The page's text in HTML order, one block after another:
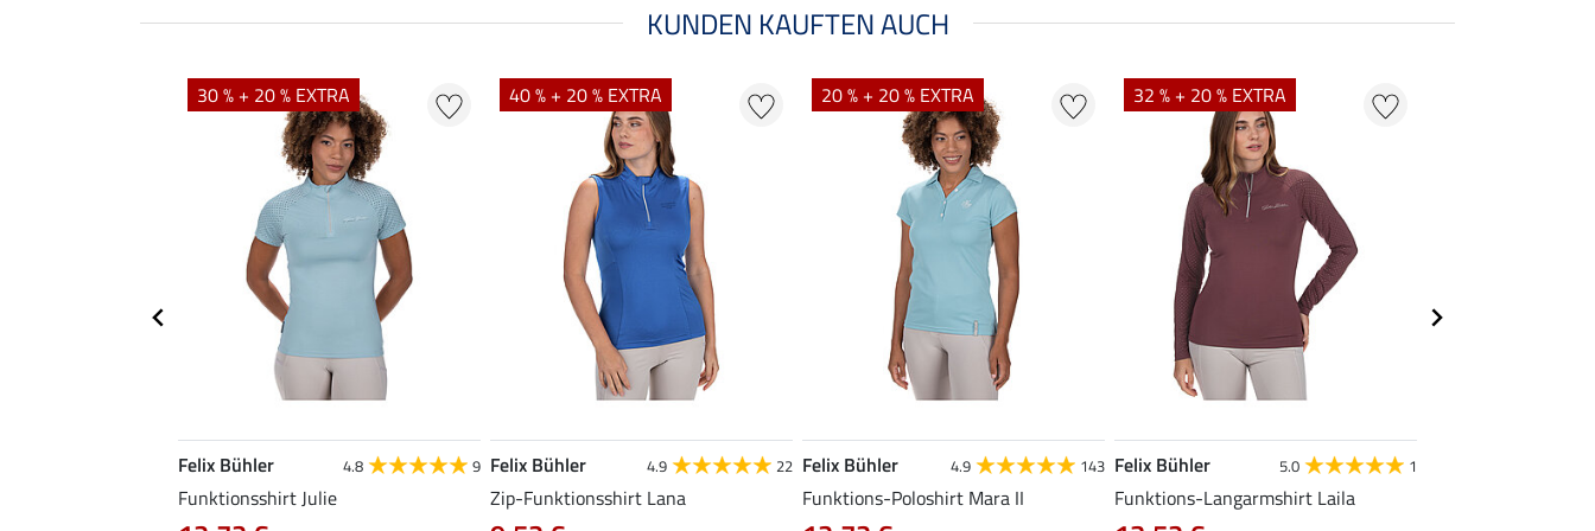
KUNDEN KAUFTEN AUCH
30 % + 20 % EXTRA
Felix Bühler 4.8 9
Funktionsshirt Julie
40 % + 20 % EXTRA
Felix Bühler 4.9 22
Zip-Funktionsshirt Lana
20 % + 20 % EXTRA
Felix Bühler 4.9 143
Funktions-Poloshirt Mara II
32 % + 20 % EXTRA
Felix Bühler 5.0 1
Funktions-Langarmshirt Laila